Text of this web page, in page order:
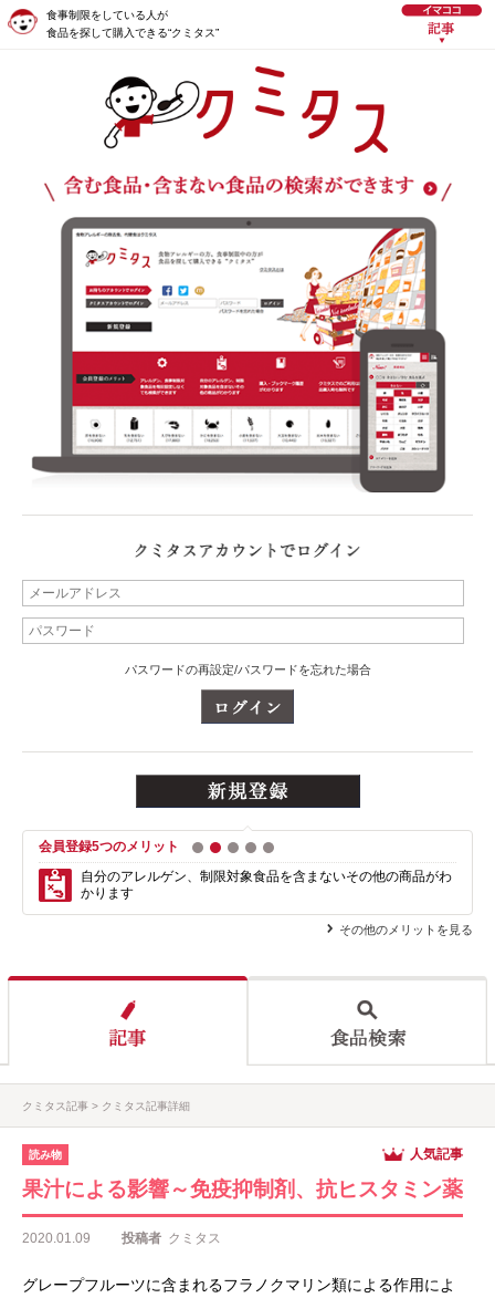
食事制限をしている人が
食品を探して購入できる“クミタス”
パスワードの再設定/パスワードを忘れた場合
会員登録5つのメリット 1 2 3 4
自分のアレルゲン、制限対象食品を含まないその他の商品がわ
かります
その他のメリットを見る
クミタス記事 クミタス記事詳細
読み物 人気記事
果汁による影響～免疫抑制剤、抗ヒスタミン薬
2020.01.09 投稿者 クミタス
グレープフルーツに含まれるフラノクマリン類による作用によ